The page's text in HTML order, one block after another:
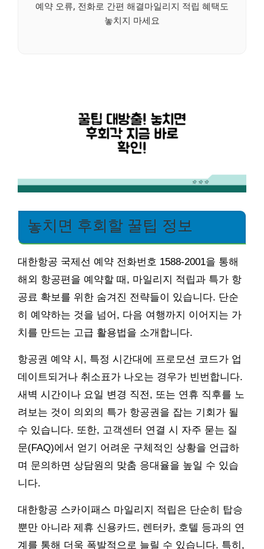
예약 오류, 전화로 간편 해결마일리지 적립 혜택도
놓치지 마세요
놓치면 후회할 꿀팁 정보
대한항공 국제선 예약 전화번호 1588-2001을 통해
해외 항공편을 예약할 때, 마일리지 적립과 특가 항
공료 확보를 위한 숨겨진 전략들이 있습니다. 단순
히 예약하는 것을 넘어, 다음 여행까지 이어지는 가
치를 만드는 고급 활용법을 소개합니다.
항공권 예약 시, 특정 시간대에 프로모션 코드가 업
데이트되거나 취소표가 나오는 경우가 빈번합니다.
새벽 시간이나 요일 변경 직전, 또는 연휴 직후를 노
려보는 것이 의외의 특가 항공권을 잡는 기회가 될
수 있습니다. 또한, 고객센터 연결 시 자주 묻는 질
문(FAQ)에서 얻기 어려운 구체적인 상황을 언급하
며 문의하면 상담원의 맞춤 응대율을 높일 수 있습
니다.
대한항공 스카이패스 마일리지 적립은 단순히 탑승
뿐만 아니라 제휴 신용카드, 렌터카, 호텔 등과의 연
계를 통해 더욱 폭발적으로 늘릴 수 있습니다. 특히,